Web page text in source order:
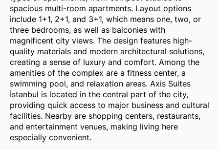
spacious multi-room apartments. Layout options
include 1+1, 2+1, and 3+1, which means one, two, or
three bedrooms, as well as balconies with
magnificent city views. The design features high-
quality materials and modern architectural solutions,
creating a sense of luxury and comfort. Among the
amenities of the complex are a fitness center, a
swimming pool, and relaxation areas. Axis Suites
İstanbul is located in the central part of the city,
providing quick access to major business and cultural
facilities. Nearby are shopping centers, restaurants,
and entertainment venues, making living here
especially convenient.